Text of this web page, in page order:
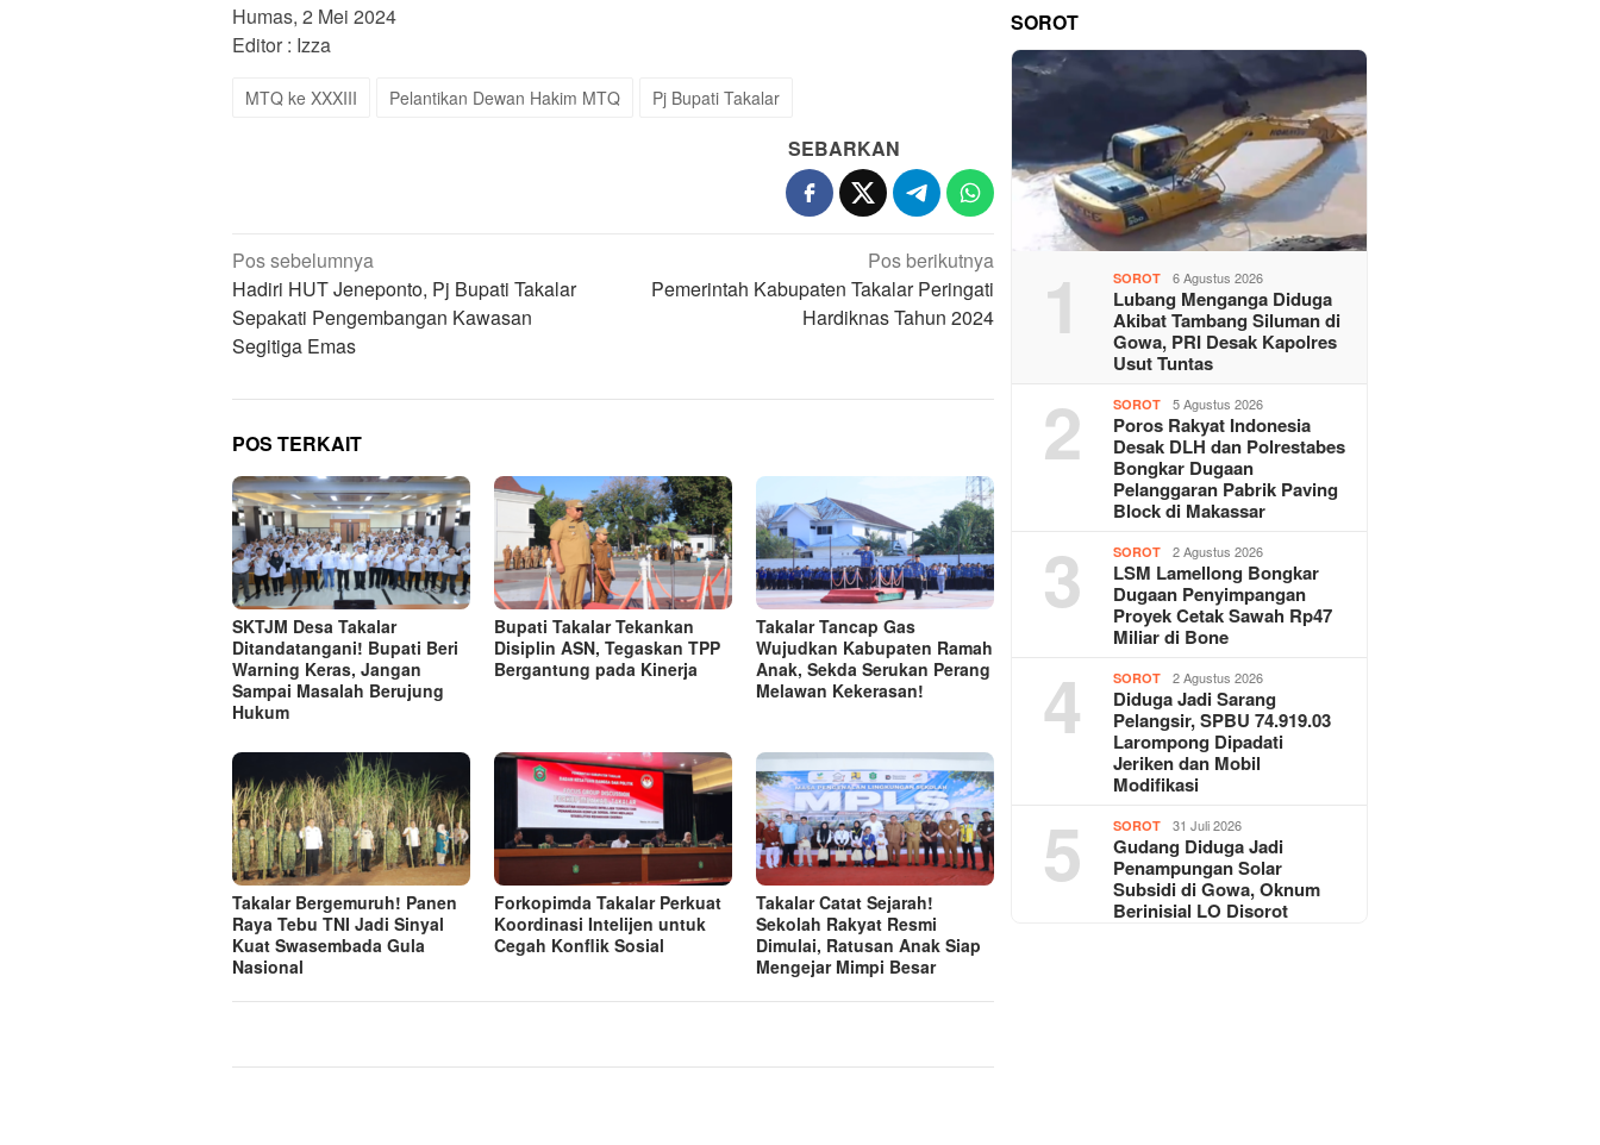
Humas, 2 Mei 2024
Editor : Izza
MTQ ke XXXIII Pelantikan Dewan Hakim MTQ Pj Bupati Takalar
SEBARKAN
Navigasi
pos
Pos sebelumnya
Hadiri HUT Jeneponto, Pj Bupati Takalar
Sepakati Pengembangan Kawasan
Segitiga Emas
Pos berikutnya
Pemerintah Kabupaten Takalar Peringati
Hardiknas Tahun 2024
POS TERKAIT
SKTJM Desa Takalar
Ditandatangani! Bupati Beri
Warning Keras, Jangan
Sampai Masalah Berujung
Hukum
Bupati Takalar Tekankan
Disiplin ASN, Tegaskan TPP
Bergantung pada Kinerja
Takalar Tancap Gas
Wujudkan Kabupaten Ramah
Anak, Sekda Serukan Perang
Melawan Kekerasan!
Takalar Bergemuruh! Panen
Raya Tebu TNI Jadi Sinyal
Kuat Swasembada Gula
Nasional
Forkopimda Takalar Perkuat
Koordinasi Intelijen untuk
Cegah Konflik Sosial
Takalar Catat Sejarah!
Sekolah Rakyat Resmi
Dimulai, Ratusan Anak Siap
Mengejar Mimpi Besar
SOROT
1 SOROT 6 Agustus 2026
Lubang Menganga Diduga
Akibat Tambang Siluman di
Gowa, PRI Desak Kapolres
Usut Tuntas
2 SOROT 5 Agustus 2026
Poros Rakyat Indonesia
Desak DLH dan Polrestabes
Bongkar Dugaan
Pelanggaran Pabrik Paving
Block di Makassar
3 SOROT 2 Agustus 2026
LSM Lamellong Bongkar
Dugaan Penyimpangan
Proyek Cetak Sawah Rp47
Miliar di Bone
4 SOROT 2 Agustus 2026
Diduga Jadi Sarang
Pelangsir, SPBU 74.919.03
Larompong Dipadati
Jeriken dan Mobil
Modifikasi
5 SOROT 31 Juli 2026
Gudang Diduga Jadi
Penampungan Solar
Subsidi di Gowa, Oknum
Berinisial LO Disorot